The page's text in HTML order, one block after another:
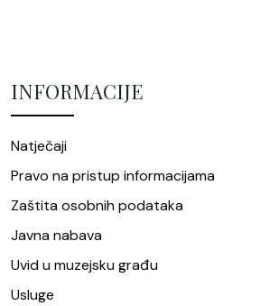
INFORMACIJE
Natječaji
Pravo na pristup informacijama
Zaštita osobnih podataka
Javna nabava
Uvid u muzejsku građu
Usluge